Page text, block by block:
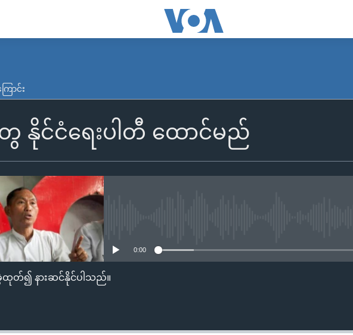
ောင်း
နိုင်ငံရေးပါတီ ထောင်မည်
0:00
ခွဲထုတ်၍ နားဆင်နိုင်ပါသည်။